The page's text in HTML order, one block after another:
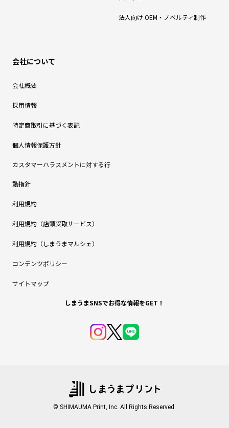
法人向け OEM・ノベルティ制作
会社について
会社概要
採用情報
特定商取引に基づく表記
個人情報保護方針
カスタマーハラスメントに対する行
動指針
利用規約
利用規約（店頭受取サービス）
利用規約（しまうまマルシェ）
コンテンツポリシー
サイトマップ
しまうまSNSでお得な情報をGET！
© SHIMAUMA Print, Inc. All Rights Reserved.